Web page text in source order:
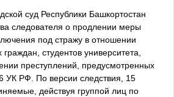
суд Республики Башкортостан
следователя о продлении меры
под стражу в отношении
студентов университета,
преступлений, предусмотренных
УК РФ. По версии следствия, 15
действуя группой лиц по